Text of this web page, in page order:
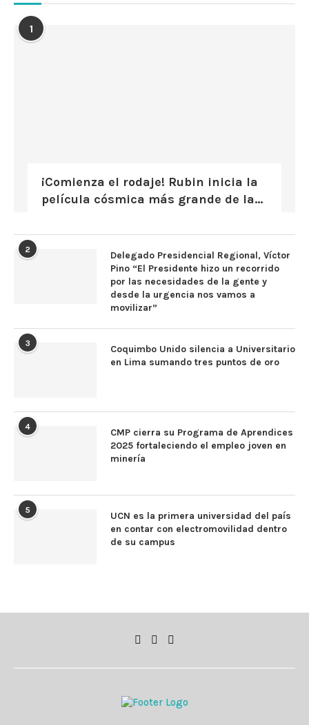
1
¡Comienza el rodaje! Rubin inicia la
película cósmica más grande de la...
2
Delegado Presidencial Regional, Víctor
Pino “El Presidente hizo un recorrido
por las necesidades de la gente y
desde la urgencia nos vamos a
movilizar”
3
Coquimbo Unido silencia a Universitario
en Lima sumando tres puntos de oro
4
CMP cierra su Programa de Aprendices
2025 fortaleciendo el empleo joven en
minería
5
UCN es la primera universidad del país
en contar con electromovilidad dentro
de su campus